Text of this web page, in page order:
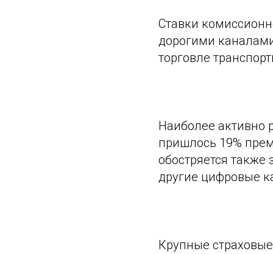
Ставки
дорогими
торговле
Наиболее активно
пришлось 19%
обостряется
другие цифровые
Крупные